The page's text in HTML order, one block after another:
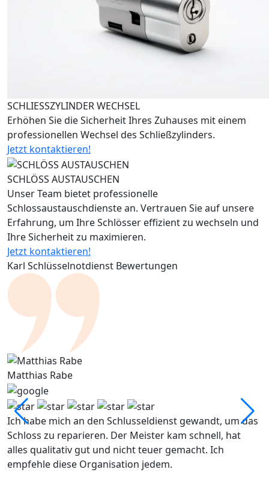
SCHLIESSZYLINDER WECHSEL
Erhöhen Sie die Sicherheit Ihres Zuhauses mit einem
professionellen Wechsel des Schließzylinders.
Jetzt kontaktieren!
SCHLÖSS AUSTAUSCHEN
Unser Team bietet professionelle
Schlossaustauschdienste an. Vertrauen Sie auf unsere
Erfahrung, um Ihre Schlösser effizient zu wechseln und
Ihre Sicherheit zu maximieren.
Jetzt kontaktieren!
Karl Schlüsselnotdienst Bewertungen
Matthias Rabe
Ich habe mich an den Schlusseldienst gewandt, um das
Schloss zu reparieren. Der Meister kam schnell, hat
alles qualitativ gut und nicht teuer gemacht. Ich
empfehle diese Organisation jedem.